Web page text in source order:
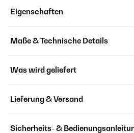
Eigenschaften
Maße & Technische Details
Was wird geliefert
Lieferung & Versand
Sicherheits- &